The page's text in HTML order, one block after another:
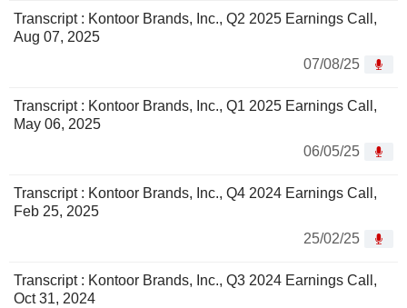
Transcript : Kontoor Brands, Inc., Q2 2025 Earnings Call,
Aug 07, 2025
07/08/25
Transcript : Kontoor Brands, Inc., Q1 2025 Earnings Call,
May 06, 2025
06/05/25
Transcript : Kontoor Brands, Inc., Q4 2024 Earnings Call,
Feb 25, 2025
25/02/25
Transcript : Kontoor Brands, Inc., Q3 2024 Earnings Call,
Oct 31, 2024